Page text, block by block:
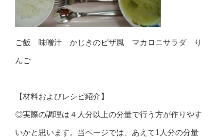
ご飯 味噌汁 かじきのピザ風 マカロニサラダ り
んご
【材料およびレシピ紹介】
◎実際の調理は４人分以上の分量で行う方が作りやす
いかと思います。当ページでは、あえて1人分の分量